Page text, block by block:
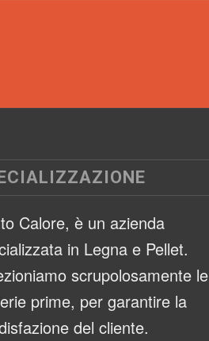
Calore, è un azienda
in Legna e Pellet.
scrupolosamente le
prime, per garantire la
del cliente.